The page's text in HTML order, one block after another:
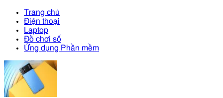
Trang chủ
Điện thoại
Laptop
Đồ chơi số
Ứng dụng Phần mềm